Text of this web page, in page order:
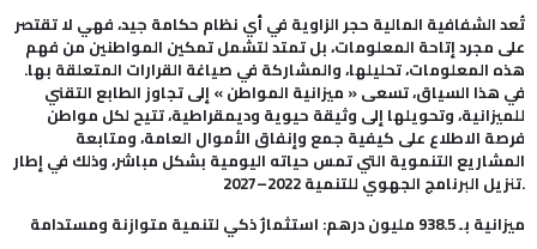
تُعد الشفافية المالية حجر الزاوية في أي نظام حكامة جيد، فهي لا تقتصر
على مجرد إتاحة المعلومات، بل تمتد لتشمل تمكين المواطنين من فهم
هذه المعلومات، تحليلها، والمشاركة في صياغة القرارات المتعلقة بها.
في هذا السياق، تسعى « ميزانية المواطن » إلى تجاوز الطابع التقني
للميزانية، وتحويلها إلى وثيقة حيوية وديمقراطية، تتيح لكل مواطن
فرصة الاطلاع على كيفية جمع وإنفاق الأموال العامة، ومتابعة
المشاريع التنموية التي تمس حياته اليومية بشكل مباشر، وذلك في إطار
تنزيل البرنامج الجهوي للتنمية 2022–2027.
ميزانية بـ 938.5 مليون درهم: استثمارٌ ذكي لتنمية متوازنة ومستدامة